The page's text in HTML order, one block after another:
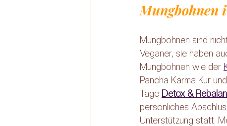
Mungbohnen
Mungbohnen sind
Veganer, sie haben
Mungbohnen wie der
Pancha Karma Kur
Tage Detox &
persönliches
Unterstützung statt.